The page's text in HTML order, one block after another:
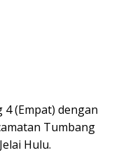
(Empat) dengan
Tumbang
Hulu.